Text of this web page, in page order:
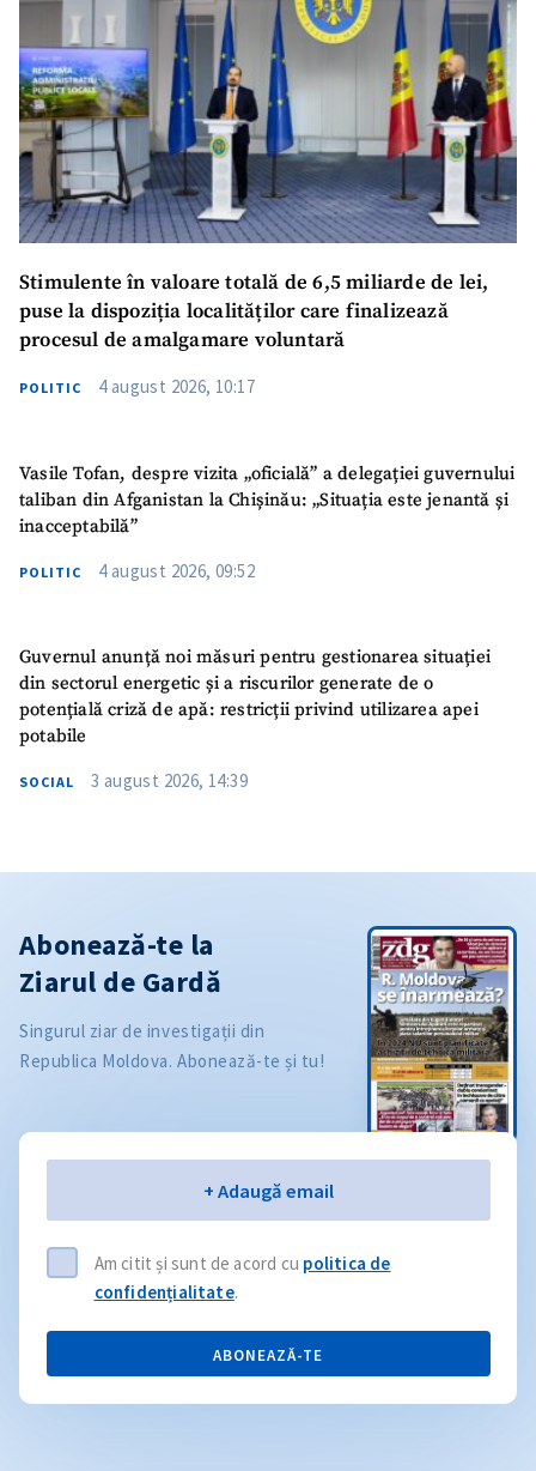
Stimulente în valoare totală de 6,5 miliarde de lei,
puse la dispoziția localităților care finalizează
procesul de amalgamare voluntară
POLITIC 4 august 2026, 10:17
Vasile Tofan, despre vizita „oficială” a delegației guvernului
taliban din Afganistan la Chișinău: „Situația este jenantă și
inacceptabilă”
POLITIC 4 august 2026, 09:52
Guvernul anunță noi măsuri pentru gestionarea situației
din sectorul energetic și a riscurilor generate de o
potențială criză de apă: restricții privind utilizarea apei
potabile
SOCIAL 3 august 2026, 14:39
Abonează-te la
Ziarul de Gardă
Singurul ziar de investigații din
Republica Moldova. Abonează-te și tu!
+ Adaugă email
Am citit și sunt de acord cu politica de
confidențialitate.
ABONEAZĂ-TE